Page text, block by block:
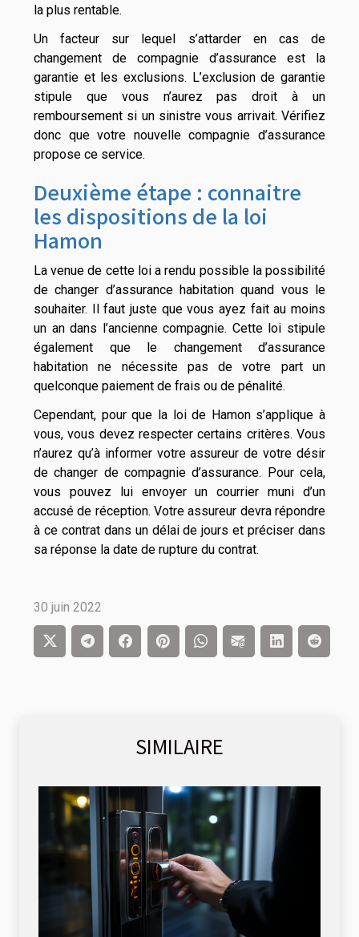
la plus rentable.
Un facteur sur lequel s’attarder en cas de
changement de compagnie d’assurance est la
garantie et les exclusions. L’exclusion de garantie
stipule que vous n’aurez pas droit à un
remboursement si un sinistre vous arrivait. Vérifiez
donc que votre nouvelle compagnie d’assurance
propose ce service.
Deuxième étape : connaitre
les dispositions de la loi
Hamon
La venue de cette loi a rendu possible la possibilité
de changer d’assurance habitation quand vous le
souhaiter. Il faut juste que vous ayez fait au moins
un an dans l’ancienne compagnie. Cette loi stipule
également que le changement d’assurance
habitation ne nécessite pas de votre part un
quelconque paiement de frais ou de pénalité.
Cependant, pour que la loi de Hamon s’applique à
vous, vous devez respecter certains critères. Vous
n’aurez qu’à informer votre assureur de votre désir
de changer de compagnie d’assurance. Pour cela,
vous pouvez lui envoyer un courrier muni d’un
accusé de réception. Votre assureur devra répondre
à ce contrat dans un délai de jours et préciser dans
sa réponse la date de rupture du contrat.
30 juin 2022
SIMILAIRE